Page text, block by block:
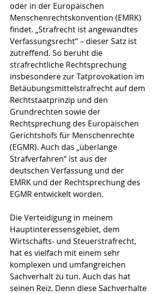
oder in der Europäischen
Menschenrechtskonvention (EMRK)
findet. „Strafrecht ist angewandtes
Verfassungsrecht“ – dieser Satz ist
zutreffend. So beruht die
strafrechtliche Rechtsprechung
insbesondere zur Tatprovokation im
Betäubungsmittelstrafrecht auf dem
Rechtstaatprinzip und den
Grundrechten sowie der
Rechtsprechung des Europäischen
Gerichtshofs für Menschenrechte
(EGMR). Auch das „überlange
Strafverfahren“ ist aus der
deutschen Verfassung und der
EMRK und der Rechtsprechung des
EGMR entwickelt worden.
Die Verteidigung in meinem
Hauptinteressensgebiet, dem
Wirtschafts- und Steuerstrafrecht,
hat es vielfach mit einem sehr
komplexen und umfangreichen
Sachverhalt zu tun. Auch das hat
seinen Reiz. Denn diese Sachverhalte